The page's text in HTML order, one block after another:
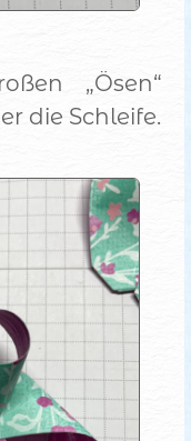
„Ösen“
die Schleife.